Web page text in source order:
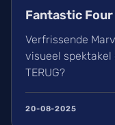
Fantastic
Verfrissende
visueel spektakel
TERUG?
20-08-2025